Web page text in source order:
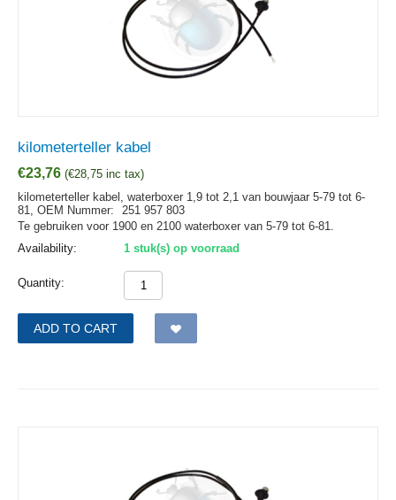
kilometerteller kabel
€23,76 (€28,75 inc tax)
kilometerteller kabel, waterboxer 1,9 tot 2,1 van bouwjaar 5-79 tot 6-
81, OEM Nummer:
251 957 803
Te gebruiken voor 1900 en 2100 waterboxer van 5-79 tot 6-81.
Availability:
1 stuk(s) op voorraad
Quantity:
ADD TO CART